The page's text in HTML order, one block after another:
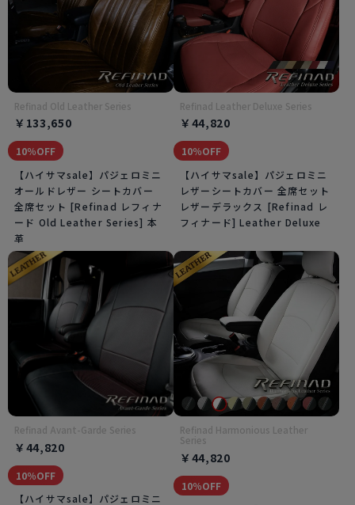
Refinad Old Leather Series
￥133,650
10％OFF
【ハイサマsale】パジェロミニ
オールドレザー シートカバー
全席セット [Refinad レフィナ
ード Old Leather Series] 本
革
Refinad Leather Deluxe Series
￥44,820
10％OFF
【ハイサマsale】パジェロミニ
レザーシートカバー 全席セット
レザーデラックス [Refinad レ
フィナード] Leather Deluxe
Refinad Avant-Garde Series
￥44,820
10％OFF
【ハイサマsale】パジェロミニ
Refinad Harmonious Leather
Series
￥44,820
10％OFF